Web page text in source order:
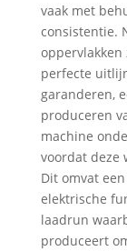
vaak met
consistentie.
oppervlakken
perfecte
garanderen,
produceren
machine
voordat deze
Dit omvat
elektrische
laadrun
produceert